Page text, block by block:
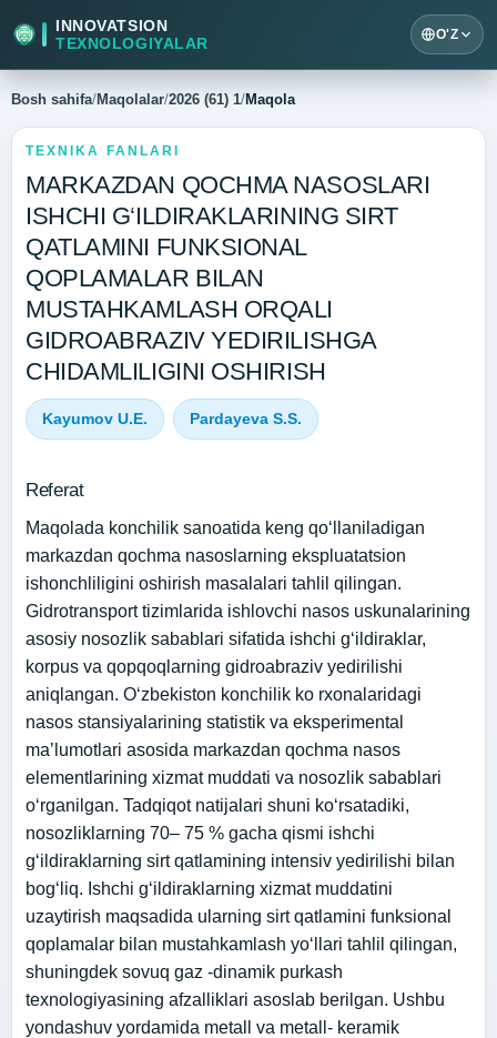
INNOVATSION
TEXNOLOGIYALAR
O'Z
Bosh sahifa/Maqolalar/2026 (61) 1/Maqola
TEXNIKA FANLARI
MARKAZDAN QOCHMA NASOSLARI
ISHCHI G‘ILDIRAKLARINING SIRT
QATLAMINI FUNKSIONAL
QOPLAMALAR BILAN
MUSTAHKAMLASH ORQALI
GIDROABRAZIV YEDIRILISHGA
CHIDAMLILIGINI OSHIRISH
Kayumov U.E. Pardayeva S.S.
Referat
Maqolada konchilik sanoatida keng qo‘llaniladigan
markazdan qochma nasoslarning ekspluatatsion
ishonchliligini oshirish masalalari tahlil qilingan.
Gidrotransport tizimlarida ishlovchi nasos uskunalarining
asosiy nosozlik sabablari sifatida ishchi g‘ildiraklar,
korpus va qopqoqlarning gidroabraziv yedirilishi
aniqlangan. O‘zbekiston konchilik ko rxonalaridagi
nasos stansiyalarining statistik va eksperimental
ma’lumotlari asosida markazdan qochma nasos
elementlarining xizmat muddati va nosozlik sabablari
o‘rganilgan. Tadqiqot natijalari shuni ko‘rsatadiki,
nosozliklarning 70– 75 % gacha qismi ishchi
g‘ildiraklarning sirt qatlamining intensiv yedirilishi bilan
bog‘liq. Ishchi g‘ildiraklarning xizmat muddatini
uzaytirish maqsadida ularning sirt qatlamini funksional
qoplamalar bilan mustahkamlash yo‘llari tahlil qilingan,
shuningdek sovuq gaz -dinamik purkash
texnologiyasining afzalliklari asoslab berilgan. Ushbu
yondashuv yordamida metall va metall- keramik